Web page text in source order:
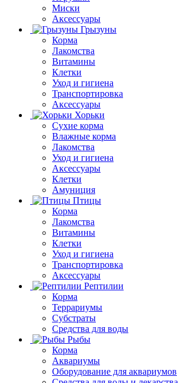
Миски
Аксессуары
Грызуны
Корма
Лакомства
Витамины
Клетки
Уход и гигиена
Транспортировка
Аксессуары
Хорьки
Сухие корма
Влажные корма
Лакомства
Уход и гигиена
Аксессуары
Клетки
Амуниция
Птицы
Корма
Лакомства
Витамины
Клетки
Уход и гигиена
Транспортировка
Аксессуары
Рептилии
Корма
Террариумы
Субстраты
Средства для воды
Рыбы
Корма
Аквариумы
Оборудование для аквариумов